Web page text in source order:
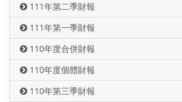
111年第二季財報
111年第一季財報
110年度合併財報
110年度個體財報
110年第三季財報